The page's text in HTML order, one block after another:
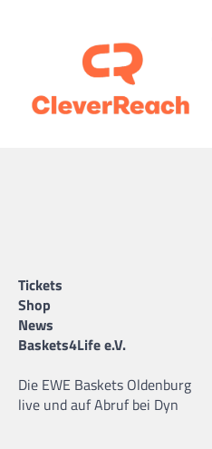
Tickets
Shop
News
Baskets4Life e.V.
Die EWE Baskets Oldenburg
live und auf Abruf bei Dyn